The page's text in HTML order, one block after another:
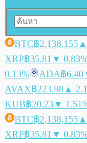
BTC฿2,138,155
XRP฿35.81 ▼
0.13%
ADA฿6.40
AVAX฿223.98 ▲
KUB฿20.23▼
BTC฿2,138,155
XRP฿35.81 ▼